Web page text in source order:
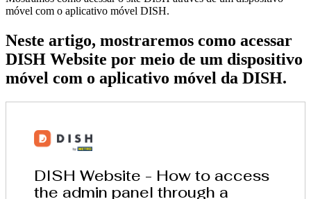
móvel com o aplicativo móvel DISH.
Neste artigo, mostraremos como acessar
DISH Website por meio de um dispositivo
móvel com o aplicativo móvel da DISH.